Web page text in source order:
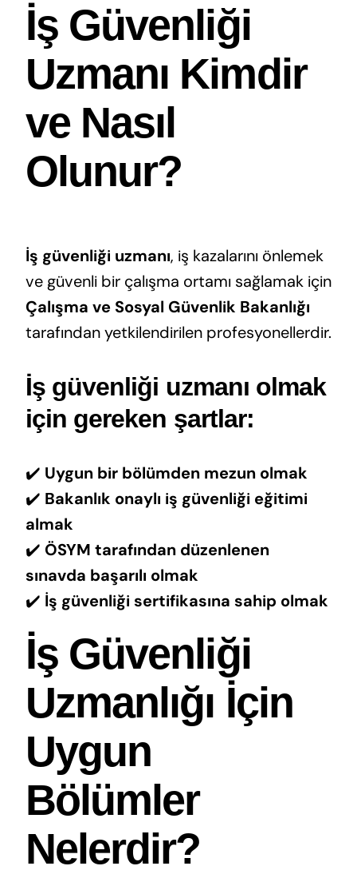
İş Güvenliği
Uzmanı Kimdir
ve Nasıl
Olunur?
İş güvenliği uzmanı, iş kazalarını önlemek
ve güvenli bir çalışma ortamı sağlamak için
Çalışma ve Sosyal Güvenlik Bakanlığı
tarafından yetkilendirilen profesyonellerdir.
İş güvenliği uzmanı olmak
için gereken şartlar:
✔️ Uygun bir bölümden mezun olmak
✔️ Bakanlık onaylı iş güvenliği eğitimi
almak
✔️ ÖSYM tarafından düzenlenen
sınavda başarılı olmak
✔️ İş güvenliği sertifikasına sahip olmak
İş Güvenliği
Uzmanlığı İçin
Uygun
Bölümler
Nelerdir?